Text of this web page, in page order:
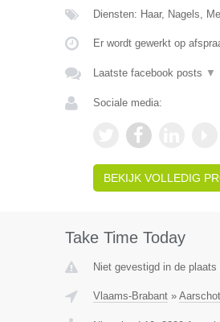
Diensten: Haar, Nagels,
Er wordt gewerkt op
Laatste facebook posts ▼
Sociale media:
BEKIJK VOLLEDIG
Take Time Today
Niet gevestigd in de
Vlaams-Brabant» Aarschot